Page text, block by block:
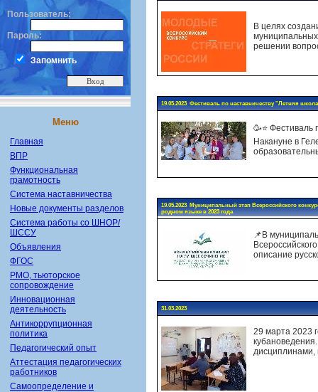
Пользователь:
Пароль:
Запомнить
Меню
Главная
ВПР
Функциональная
грамотность
Система наставничества
Новые документы разделов
Система работы со ШНОР/
ШССУ
Объявления
ФГОС
РМО, тьюторское
сопровождение
Инновационная
деятельность
Антикоррупционная
политика
Педагогический опыт
Аттестация педагогических
работников
Самоопределение и
В целях
решении
19.05.2023 Фестиваль по наставничеству "Летняя
🥳⭐️ Фестиваль
Накануне в
19.05.2023 Муниципальный этап Всероссийского
родном языке в 2023 года
📌В
описание
31.03.2023
29 марта 2023